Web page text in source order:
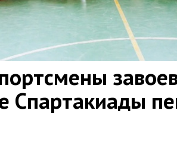
Спартакиады